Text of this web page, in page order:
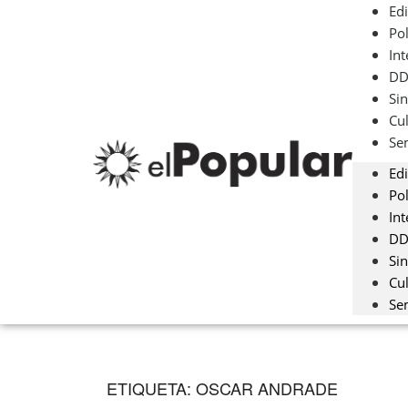
ETIQUETA: OSCAR ANDRADE